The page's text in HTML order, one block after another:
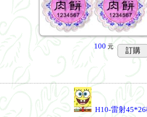
100 元 訂購
H10-雷射